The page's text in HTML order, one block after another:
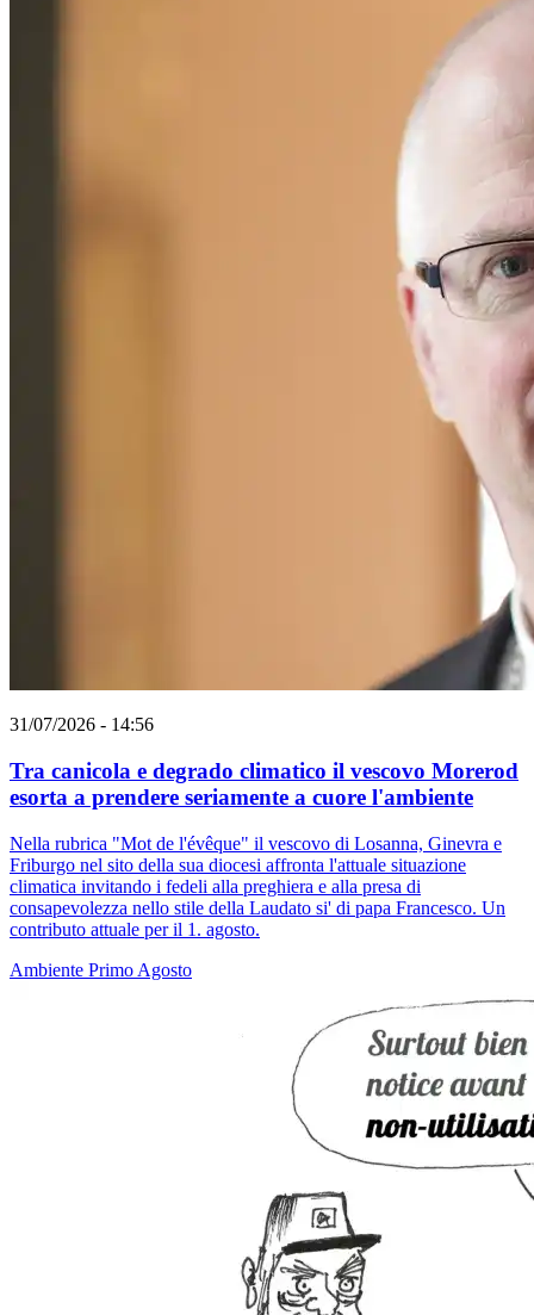
31/07/2026 - 14:56
Tra canicola e degrado climatico il vescovo Morerod
esorta a prendere seriamente a cuore l'ambiente
Nella rubrica "Mot de l'évêque" il vescovo di Losanna, Ginevra e
Friburgo nel sito della sua diocesi affronta l'attuale situazione
climatica invitando i fedeli alla preghiera e alla presa di
consapevolezza nello stile della Laudato si' di papa Francesco. Un
contributo attuale per il 1. agosto.
Ambiente Primo Agosto